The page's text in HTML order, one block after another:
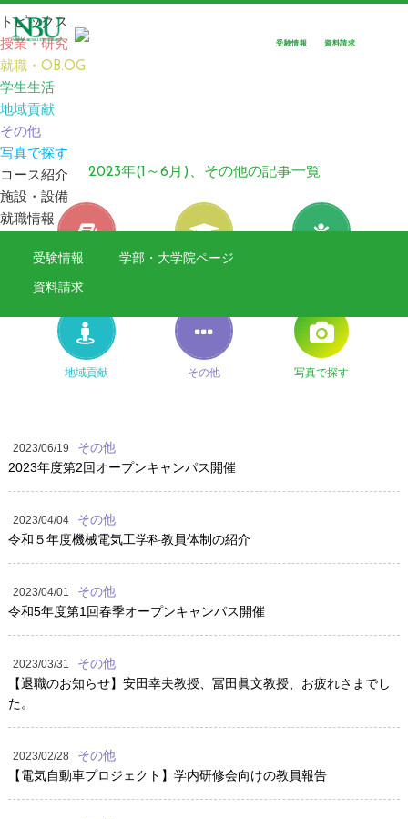
受験情報 資料請求
トピックス
授業・研究
就職・OB.OG
学生生活
地域貢献
その他
写真で探す
コース紹介
施設・設備
就職情報
受験情報 学部・大学院ページ
資料請求
2023年(1～6月)、その他の記事一覧
地域貢献 その他 写真で探す
2023/06/19
その他
2023年度第2回オープンキャンパス開催
2023/04/04
その他
令和５年度機械電気工学科教員体制の紹介
2023/04/01
その他
令和5年度第1回春季オープンキャンパス開催
2023/03/31
その他
【退職のお知らせ】安田幸夫教授、冨田眞文教授、お疲れさまでし
た。
2023/02/28
その他
【電気自動車プロジェクト】学内研修会向けの教員報告